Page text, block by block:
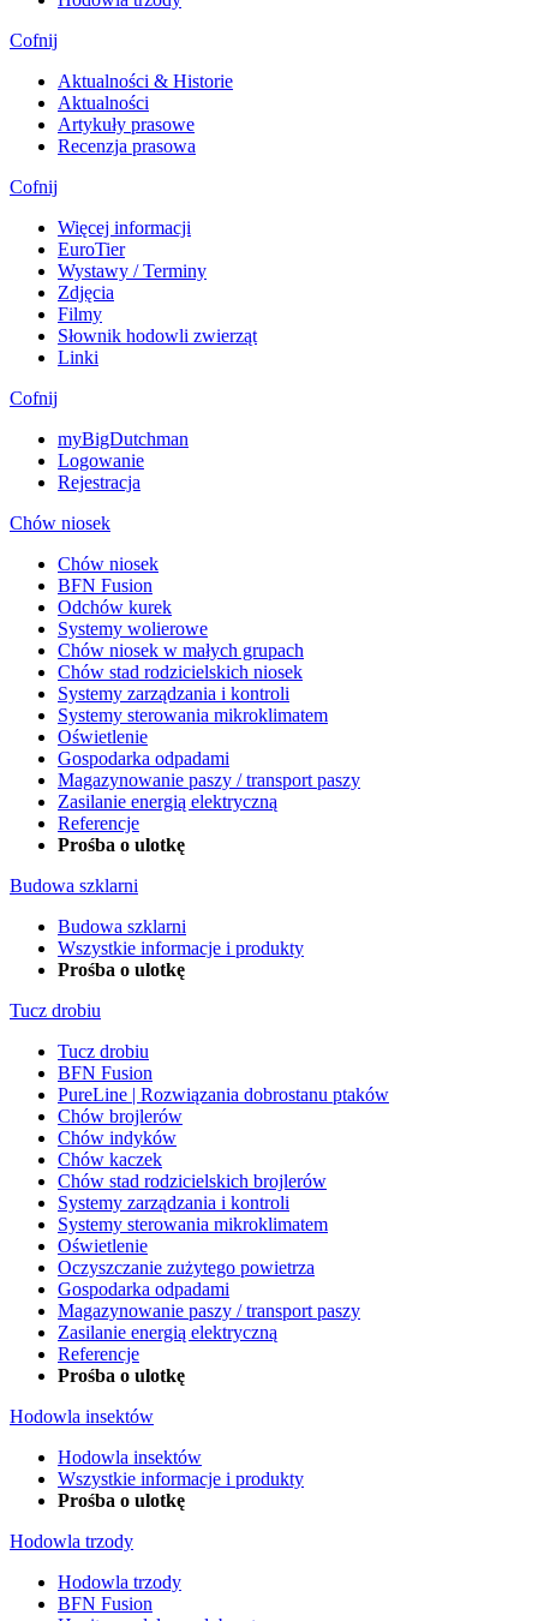
Cofnij
Aktualności & Historie
Aktualności
Artykuły prasowe
Recenzja prasowa
Cofnij
Więcej informacji
EuroTier
Wystawy / Terminy
Zdjęcia
Filmy
Słownik hodowli zwierząt
Linki
Cofnij
myBigDutchman
Logowanie
Rejestracja
Chów niosek
Chów niosek
BFN Fusion
Odchów kurek
Systemy wolierowe
Chów niosek w małych grupach
Chów stad rodzicielskich niosek
Systemy zarządzania i kontroli
Systemy sterowania mikroklimatem
Oświetlenie
Gospodarka odpadami
Magazynowanie paszy / transport paszy
Zasilanie energią elektryczną
Referencje
Prośba o ulotkę
Budowa szklarni
Budowa szklarni
Wszystkie informacje i produkty
Prośba o ulotkę
Tucz drobiu
Tucz drobiu
BFN Fusion
PureLine | Rozwiązania dobrostanu ptaków
Chów brojlerów
Chów indyków
Chów kaczek
Chów stad rodzicielskich brojlerów
Systemy zarządzania i kontroli
Systemy sterowania mikroklimatem
Oświetlenie
Oczyszczanie zużytego powietrza
Gospodarka odpadami
Magazynowanie paszy / transport paszy
Zasilanie energią elektryczną
Referencje
Prośba o ulotkę
Hodowla insektów
Hodowla insektów
Wszystkie informacje i produkty
Prośba o ulotkę
Hodowla trzody
Hodowla trzody
BFN Fusion